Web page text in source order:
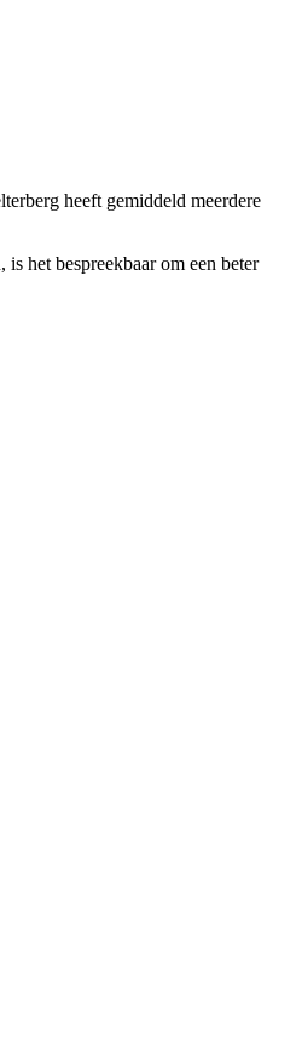
heeft gemiddeld meerdere
het bespreekbaar om een beter